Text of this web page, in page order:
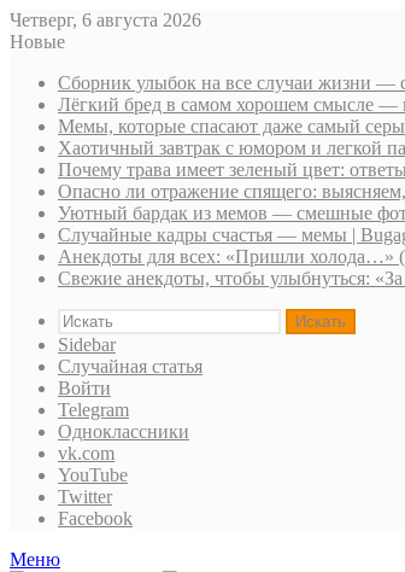
Четверг, 6 августа 2026
Новые
Сборник улыбок на все случаи жизни —
Лёгкий бред в самом хорошем смысле —
Мемы, которые спасают даже самый
Хаотичный завтрак с юмором и легкой
Почему трава имеет зеленый цвет:
Опасно ли отражение спящего:
Уютный бардак из мемов — смешные
Случайные кадры счастья — мемы |
Анекдоты для всех: «Пришли холода…»
Свежие анекдоты, чтобы улыбнуться:
Искать
Sidebar
Случайная статья
Войти
Telegram
Одноклассники
vk.com
YouTube
Twitter
Facebook
Меню